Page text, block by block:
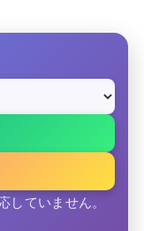
していません。